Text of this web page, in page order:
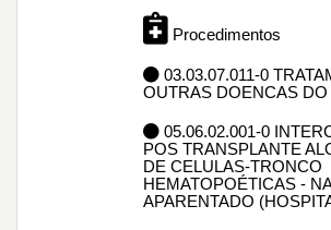
Procedimentos
03.03.07.011-0
OUTRAS DOENCAS
05.06.02.001-0
POS TRANSPLANTE
DE CELULAS-TRONCO
HEMATOPOÉTICAS -
APARENTADO